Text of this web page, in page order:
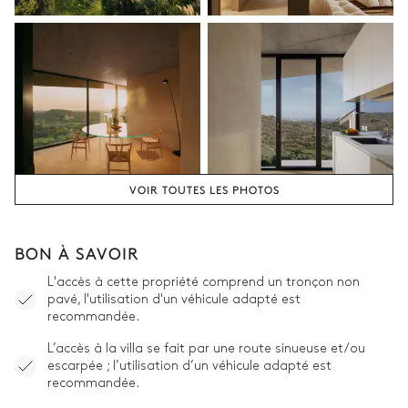
VOIR TOUTES LES PHOTOS
BON À SAVOIR
L'accès à cette propriété comprend un tronçon non
pavé, l'utilisation d'un véhicule adapté est
recommandée.
L’accès à la villa se fait par une route sinueuse et/ou
escarpée ; l’utilisation d’un véhicule adapté est
recommandée.